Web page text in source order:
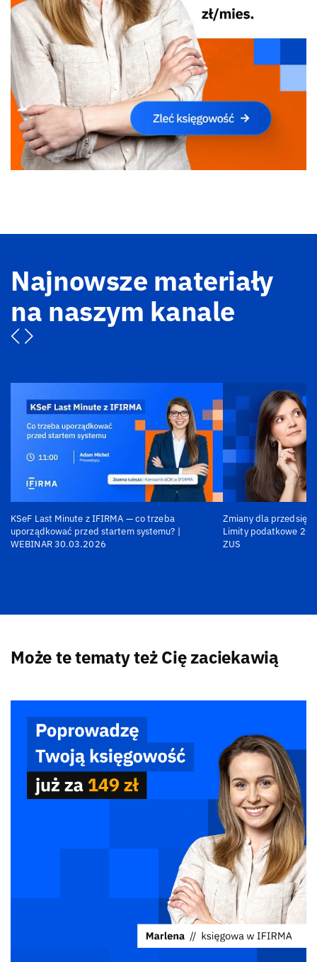
Najnowsze materiały
na naszym kanale
KSeF Last Minute z IFIRMA — co trzeba
uporządkować przed startem systemu? |
WEBINAR 30.03.2026
Zmiany dla
Limity podatkowe
ZUS
Może te tematy też Cię zaciekawią